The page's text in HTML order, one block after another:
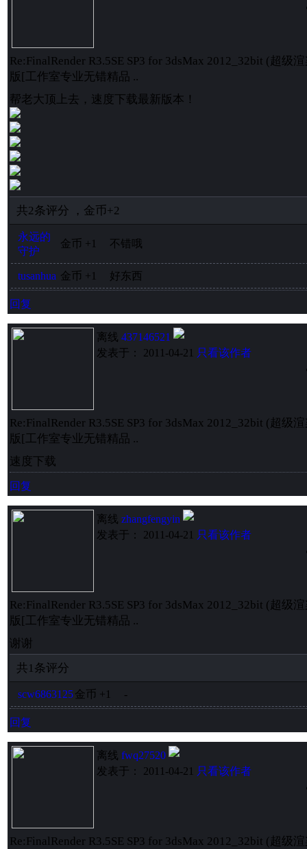
Re:FinalRender R3.5SE SP3 for 3dsMax 2012_32bit (超级
版[工作室专业无错精品 ..
帮老大顶上去，速度下载最新版本！
共2条评分 ， 金币+2
永远的
守护
金币 +1 不错哦
tusanhua 金币 +1 好东西
回复
离线 437146521
发表于： 2011-04-21 只看该作者
Re:FinalRender R3.5SE SP3 for 3dsMax 2012_32bit (超级
版[工作室专业无错精品 ..
速度下载
回复
离线 zhangfengyin
发表于： 2011-04-21 只看该作者
Re:FinalRender R3.5SE SP3 for 3dsMax 2012_32bit (超级
版[工作室专业无错精品 ..
谢谢
共1条评分
scw6863125金币 +1 -
回复
离线 fwq27520
发表于： 2011-04-21 只看该作者
Re:FinalRender R3.5SE SP3 for 3dsMax 2012_32bit (超级